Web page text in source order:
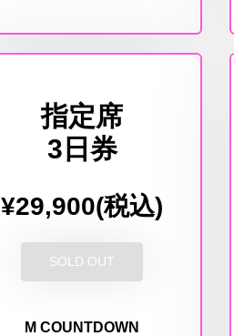
指定席
3日券
¥29,900(税込)
SOLD OUT
M COUNTDOWN